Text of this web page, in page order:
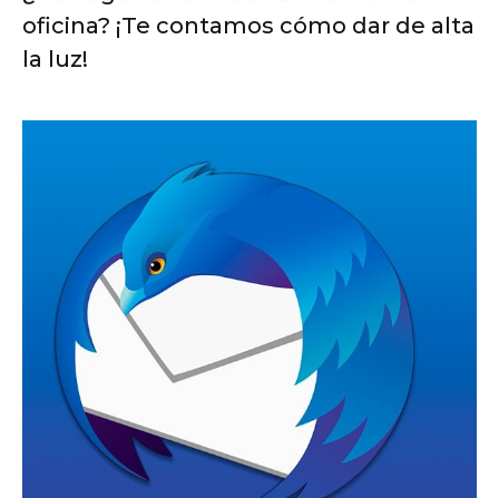
oficina? ¡Te contamos cómo dar de alta
la luz!